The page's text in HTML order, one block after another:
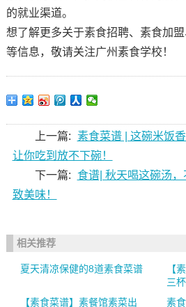
的就业渠道。
想了解更多关于素食招聘、素食加
等信息，敬请关注广州素食学校！
上一篇: 素食菜谱 | 这碗米饭
让你吃到放不下碗！
下一篇: 食谱| 秋天喝这碗汤
致美味！
相关推荐
夏天清凉保健的8道素食菜谱
【
三
【素食菜谱】素餐馆素菜出
素